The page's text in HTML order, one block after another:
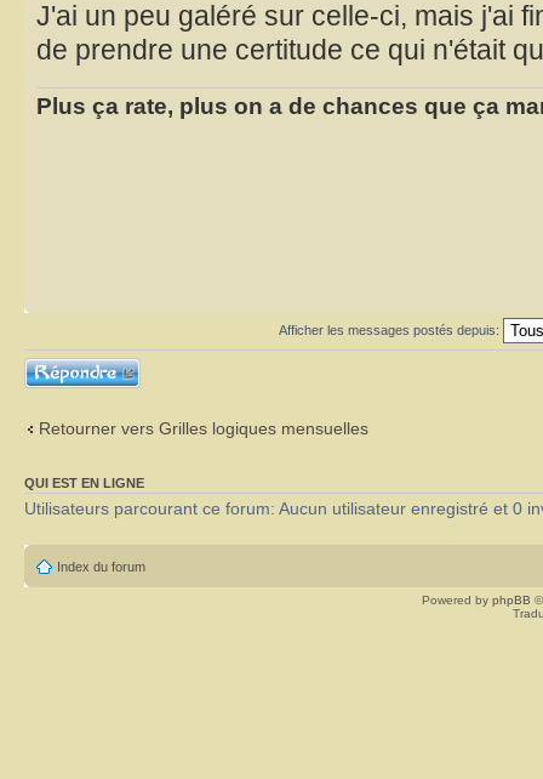
J'ai un peu galéré sur celle-ci, mais j'ai
de prendre une certitude ce qui n'était
Plus ça rate, plus on a de chances que ça
Afficher les messages postés depuis:
Répondre
Retourner vers Grilles logiques mensuelles
QUI EST EN LIGNE
Utilisateurs parcourant ce forum: Aucun utilisateur enregistré et 0
Index du forum
Powered by phpBB